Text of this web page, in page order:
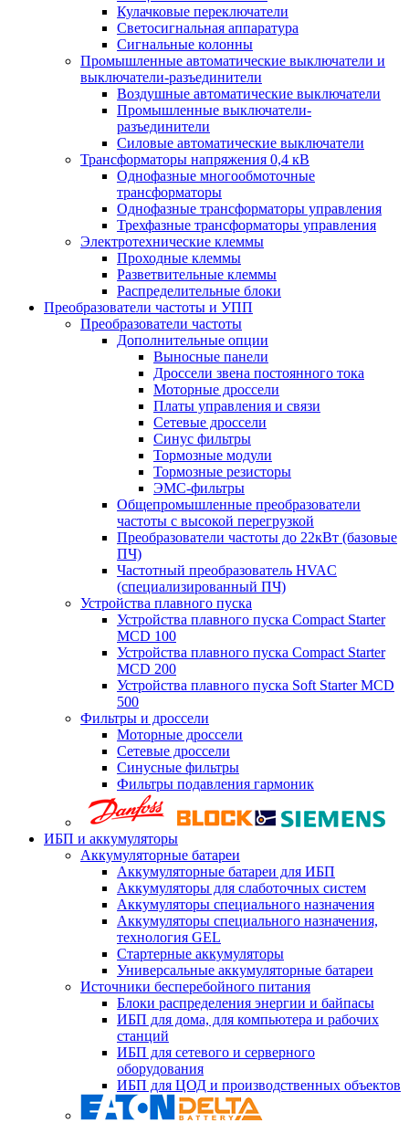
Кулачковые переключатели
Светосигнальная аппаратура
Сигнальные колонны
Промышленные автоматические выключатели и
выключатели-разъединители
Воздушные автоматические выключатели
Промышленные выключатели-
разъединители
Силовые автоматические выключатели
Трансформаторы напряжения 0,4 кВ
Однофазные многообмоточные
трансформаторы
Однофазные трансформаторы управления
Трехфазные трансформаторы управления
Электротехнические клеммы
Проходные клеммы
Разветвительные клеммы
Распределительные блоки
Преобразователи частоты и УПП
Преобразователи частоты
Дополнительные опции
Выносные панели
Дроссели звена постоянного тока
Моторные дроссели
Платы управления и связи
Сетевые дроссели
Синус фильтры
Тормозные модули
Тормозные резисторы
ЭМС-фильтры
Общепромышленные преобразователи
частоты с высокой перегрузкой
Преобразователи частоты до 22кВт (базовые
ПЧ)
Частотный преобразователь HVAC
(специализированный ПЧ)
Устройства плавного пуска
Устройства плавного пуска Compact Starter
MCD 100
Устройства плавного пуска Compact Starter
MCD 200
Устройства плавного пуска Soft Starter MCD
500
Фильтры и дроссели
Моторные дроссели
Сетевые дроссели
Синусные фильтры
Фильтры подавления гармоник
ИБП и аккумуляторы
Аккумуляторные батареи
Аккумуляторные батареи для ИБП
Аккумуляторы для слаботочных систем
Аккумуляторы специального назначения
Аккумуляторы специального назначения,
технология GEL
Стартерные аккумуляторы
Универсальные аккумуляторные батареи
Источники бесперебойного питания
Блоки распределения энергии и байпасы
ИБП для дома, для компьютера и рабочих
станций
ИБП для сетевого и серверного
оборудования
ИБП для ЦОД и производственных объектов